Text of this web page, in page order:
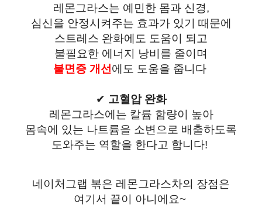
레몬그라스는 예민한 몸과 신경,
심신을 안정시켜주는 효과가 있기 때문에
스트레스 완화에도 도움이 되고
불필요한 에너지 낭비를 줄이며
불면증 개선에도 도움을 줍니다
✔ 고혈압 완화
레몬그라스에는 칼륨 함량이 높아
몸속에 있는 나트륨을 소변으로 배출하도록
도와주는 역할을 한다고 합니다!
네이처그랩 볶은 레몬그라스차의 장점은
여기서 끝이 아니에요~